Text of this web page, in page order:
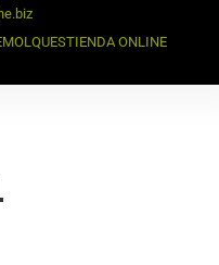
TIENDA ONLINE